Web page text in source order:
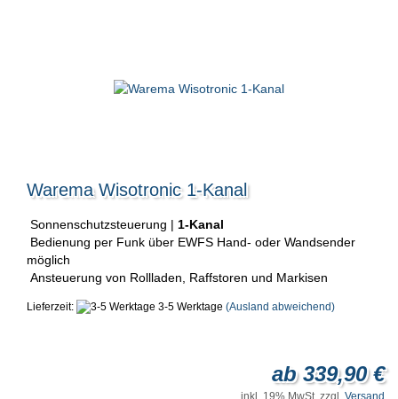
Warema Wisotronic 1-Kanal
Sonnenschutzsteuerung | 1-Kanal
Bedienung per Funk über EWFS Hand- oder Wandsender
möglich
Ansteuerung von Rollladen, Raffstoren und Markisen
Lieferzeit: 3-5 Werktage (Ausland abweichend)
ab 339,90 €
inkl. 19% MwSt. zzgl. Versand